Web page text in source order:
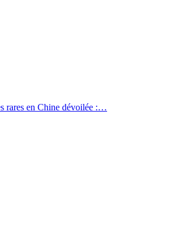
rares en Chine dévoilée :…